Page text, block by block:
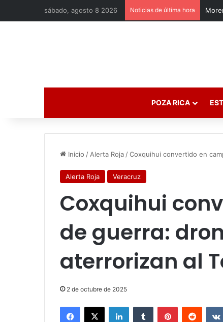
sábado, agosto 8 2026 Noticias de última hora
POZA RICA
Inicio / Alerta Roja /Coxquihui convertido en
Alerta Roja Veracruz
Coxquihui
de guerra:
aterrorizan al
2 de octubre de 2025
Facebook
X LinkedInTumblr PinterestReddit